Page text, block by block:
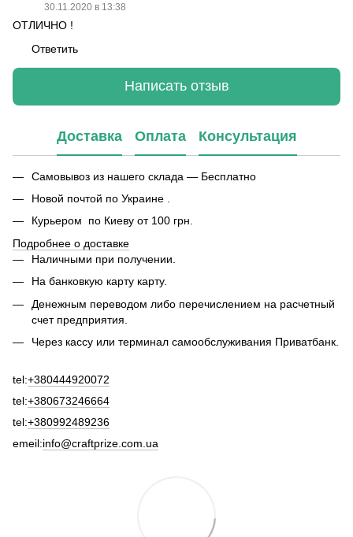
30.11.2020 в 13:38
ОТЛИЧНО !
Ответить
Написать отзыв
Доставка Оплата Консультация
Самовывоз из нашего склада — Бесплатно
Новой почтой по Украине .
Курьером по Киеву от 100 грн.
Подробнее о доставке
Наличными при получении.
На банковкую карту карту.
Денежным переводом либо перечислением на расчетный
счет предприятия.
Через кассу или терминал самообслуживания Приватбанк.
tel:+380444920072
tel:+380673246664
tel:+380992489236
emeil:info@craftprize.com.ua